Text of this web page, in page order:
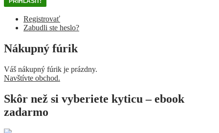
Registrovať
Zabudli ste heslo?
Nákupný fúrik
Váš nákupný fúrik je prázdny.
Navštívte obchod.
Skôr než si vyberiete kyticu – ebook
zadarmo